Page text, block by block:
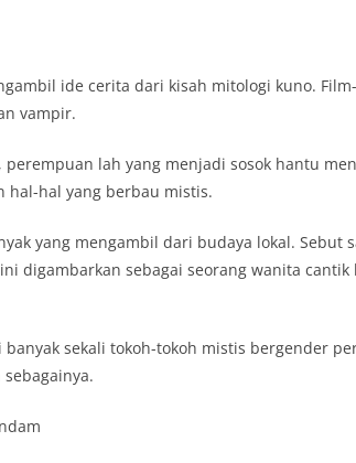
ide cerita dari kisah mitologi kuno.
vampir.
lah yang menjadi sosok hantu
hal-hal yang berbau mistis.
yang mengambil dari budaya lokal. Sebut
digambarkan sebagai seorang wanita
sekali tokoh-tokoh mistis bergender